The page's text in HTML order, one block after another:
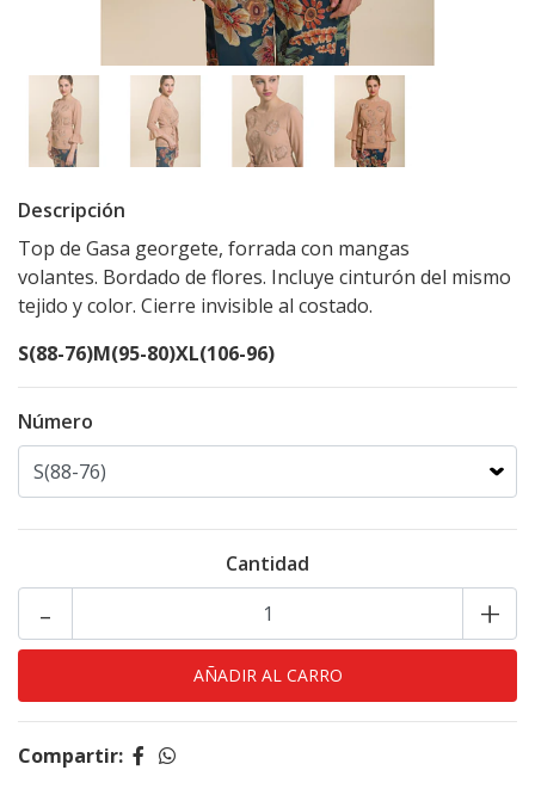
Descripción
Top de Gasa georgete, forrada con mangas
volantes. Bordado de flores. Incluye cinturón del mismo
tejido y color. Cierre invisible al costado.
S(88-76)M(95-80)XL(106-96)
Número
Cantidad
+
-
Compartir: